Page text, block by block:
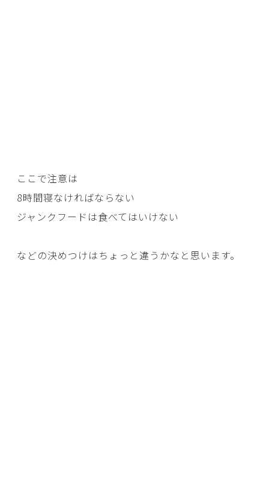
ここで注意は
8時間寝なければならない
ジャンクフードは食べてはいけない
などの決めつけはちょっと違うかなと思います。